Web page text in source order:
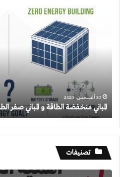
والاختلافات
30 أغسطس، 2025
المباني منخفضة الطاقة و المباني صفر
تصنيفات